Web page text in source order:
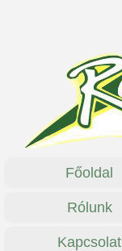
Főoldal
Rólunk
Kapcsolat